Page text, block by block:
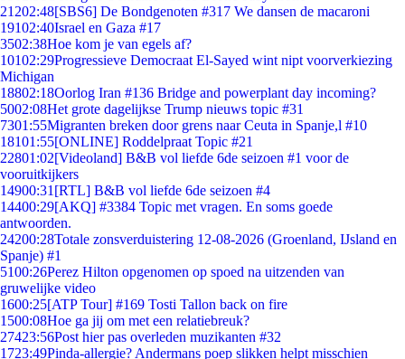
21202:48[SBS6] De Bondgenoten #317 We dansen de macaroni
19102:40Israel en Gaza #17
3502:38Hoe kom je van egels af?
10102:29Progressieve Democraat El-Sayed wint nipt voorverkiezing
Michigan
18802:18Oorlog Iran #136 Bridge and powerplant day incoming?
5002:08Het grote dagelijkse Trump nieuws topic #31
7301:55Migranten breken door grens naar Ceuta in Spanje,l #10
18101:55[ONLINE] Roddelpraat Topic #21
22801:02[Videoland] B&B vol liefde 6de seizoen #1 voor de
vooruitkijkers
14900:31 [RTL] B&B vol liefde 6de seizoen #4
14400:29[AKQ] #3384 Topic met vragen. En soms goede
antwoorden.
24200:28Totale zonsverduistering 12-08-2026 (Groenland, IJsland en
Spanje) #1
5100:26Perez Hilton opgenomen op spoed na uitzenden van
gruwelijke video
1600:25[ATP Tour] #169 Tosti Tallon back on fire
1500:08Hoe ga jij om met een relatiebreuk?
27423:56Post hier pas overleden muzikanten #32
1723:49Pinda-allergie? Andermans poep slikken helpt misschien